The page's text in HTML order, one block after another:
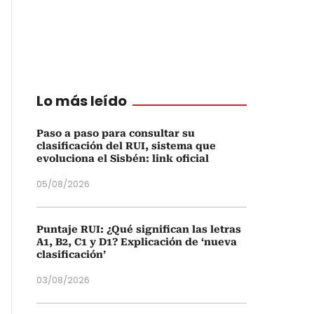
Lo más leído
Paso a paso para consultar su
clasificación del RUI, sistema que
evoluciona el Sisbén: link oficial
05/08/2026
Puntaje RUI: ¿Qué significan las letras
A1, B2, C1 y D1? Explicación de ‘nueva
clasificación’
03/08/2026